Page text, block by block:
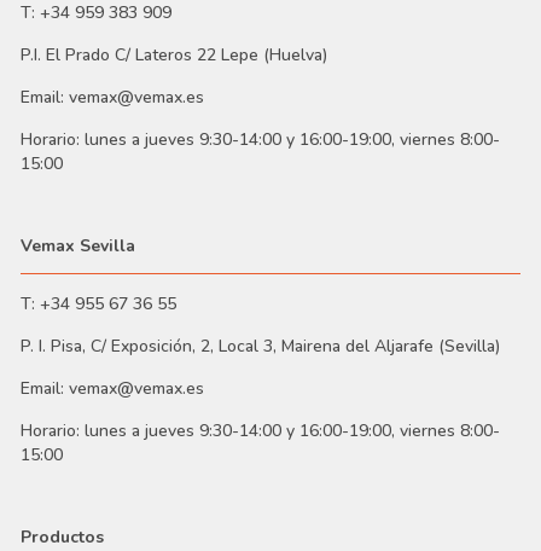
T: +34 959 383 909
P.I. El Prado C/ Lateros 22 Lepe (Huelva)
Email: vemax@vemax.es
Horario: lunes a jueves 9:30-14:00 y 16:00-19:00, viernes 8:00-
15:00
Vemax Sevilla
T: +34 955 67 36 55
P. I. Pisa, C/ Exposición, 2, Local 3, Mairena del Aljarafe (Sevilla)
Email: vemax@vemax.es
Horario: lunes a jueves 9:30-14:00 y 16:00-19:00, viernes 8:00-
15:00
Productos